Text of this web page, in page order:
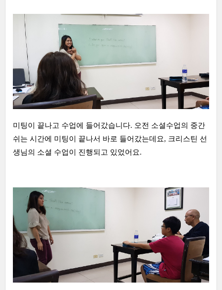
미팅이 끝나고 수업에 들어갔습니다. 오전 소셜수업의 중간
쉬는 시간에 미팅이 끝나서 바로 들어갔는데요, 크리스틴 선
생님의 소셜 수업이 진행되고 있었어요.